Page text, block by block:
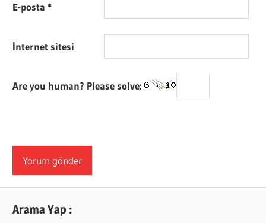
E-posta*
İnternet sitesi
Are you human? Please solve:
Arama Yap :